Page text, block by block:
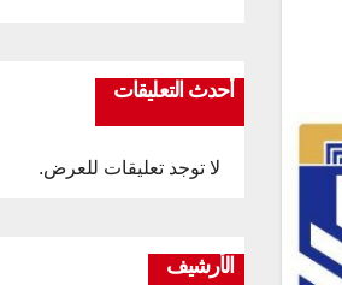
أحدث التعليقات
لا توجد تعليقات للعرض.
الأرشيف